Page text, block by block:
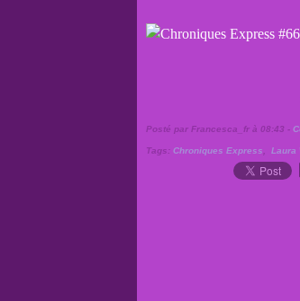
Posté par Francesca_fr à 08:43 -
Tags: Chroniques Express Laura